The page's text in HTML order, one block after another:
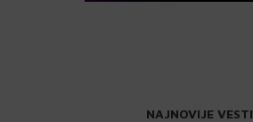
NAJNOVIJE VESTI